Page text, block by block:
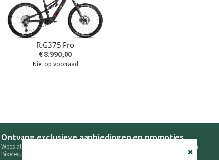
R.G375 Pro
€ 8.990,00
Niet op voorraad
Ontvang exclusieve aanbiedingen en promoties
Wees als eerste op de hoogte van de laatste nieuwtjes en aanbiedingen van
Bikelec.